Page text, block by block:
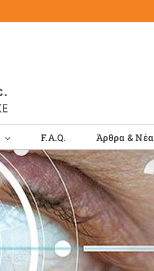
F.A.Q. Άρθρα & Νέα